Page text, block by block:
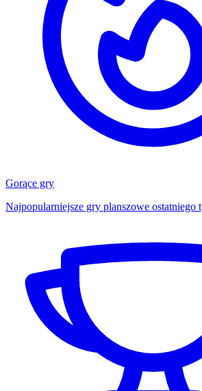
Gorące gry
Najpopularniejsze gry planszowe ostatniego